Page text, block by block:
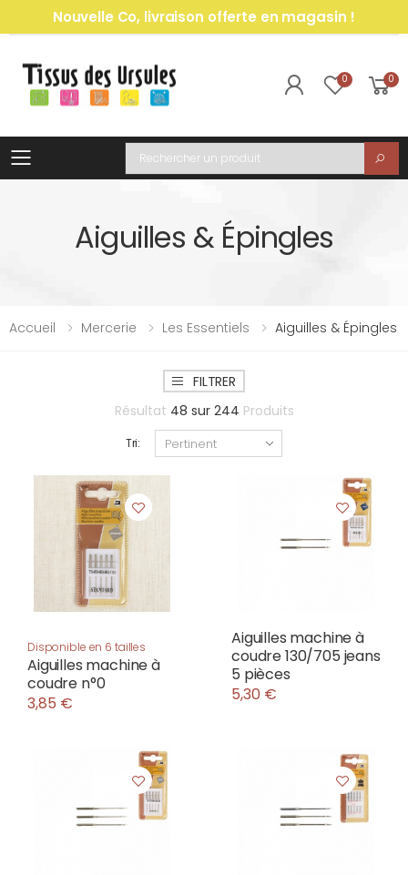
Nouvelle Co, livraison offerte en magasin !
0 0
Toggle mobile menu
Recherche
Aiguilles & Épingles
Accueil Mercerie Les Essentiels Aiguilles & Épingles
FILTRER
Résultat 48 sur 244 Produits
Tri:
Disponible en 6 tailles
Aiguilles machine à
coudre n°0
3,85 €
Aiguilles machine à
coudre 130/705 jeans
5 pièces
5,30 €